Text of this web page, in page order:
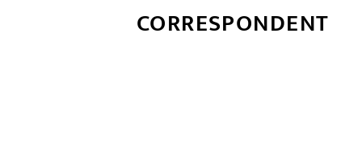
CORRESPONDENT